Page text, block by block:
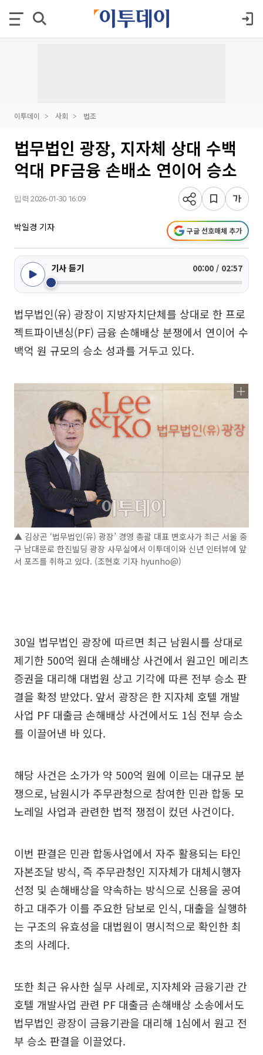
이투데이 사회 법조
법무법인 광장, 지자체 상대 수백
억대 PF금융 손배소 연이어 승소
입력 2026-01-30 16:09
박일경 기자 구글 선호매체 추가
기사 듣기 00:00 / 02:57
법무법인(유) 광장이 지방자치단체를 상대로 한 프로
젝트파이낸싱(PF) 금융 손해배상 분쟁에서 연이어 수
백억 원 규모의 승소 성과를 거두고 있다.
▲ 김상곤 ‘법무법인(유) 광장’ 경영 총괄 대표 변호사가 최근 서울 중
구 남대문로 한진빌딩 광장 사무실에서 이투데이와 신년 인터뷰에 앞
서 포즈를 취하고 있다. (조현호 기자 hyunho@)
30일 법무법인 광장에 따르면 최근 남원시를 상대로
제기한 500억 원대 손해배상 사건에서 원고인 메리츠
증권을 대리해 대법원 상고 기각에 따른 전부 승소 판
결을 확정 받았다. 앞서 광장은 한 지자체 호텔 개발
사업 PF 대출금 손해배상 사건에서도 1심 전부 승소
를 이끌어낸 바 있다.
해당 사건은 소가가 약 500억 원에 이르는 대규모 분
쟁으로, 남원시가 주무관청으로 참여한 민관 합동 모
노레일 사업과 관련한 법적 쟁점이 컸던 사건이다.
이번 판결은 민관 합동사업에서 자주 활용되는 타인
자본조달 방식, 즉 주무관청인 지자체가 대체시행자
선정 및 손해배상을 약속하는 방식으로 신용을 공여
하고 대주가 이를 주요한 담보로 인식, 대출을 실행하
는 구조의 유효성을 대법원이 명시적으로 확인한 최
초의 사례다.
또한 최근 유사한 실무 사례로, 지자체와 금융기관 간
호텔 개발사업 관련 PF 대출금 손해배상 소송에서도
법무법인 광장이 금융기관을 대리해 1심에서 원고 전
부 승소 판결을 이끌었다.